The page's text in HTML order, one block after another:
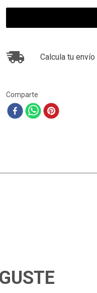
Calcula tu envío
Comparte